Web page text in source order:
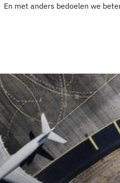
En met anders bedoelen we